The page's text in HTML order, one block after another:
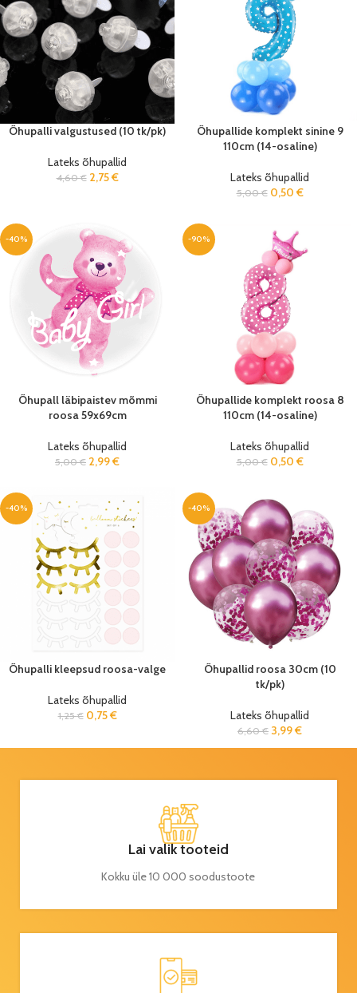
Õhupalli valgustused (10 tk/pk)
Lateks õhupallid
4,60€ 2,75€
Õhupallide komplekt sinine 9
110cm (14-osaline)
Lateks õhupallid
5,00€ 0,50 €
-40%
Õhupall läbipaistev mõmmi
roosa 59x69cm
Lateks õhupallid
5,00€ 2,99€
-90%
Õhupallide komplekt roosa 8
110cm (14-osaline)
Lateks õhupallid
5,00€ 0,50 €
-40%
Õhupalli kleepsud roosa-valge
Lateks õhupallid
1,25€ 0,75€
-40%
Õhupallid roosa 30cm (10
tk/pk)
Lateks õhupallid
6,60€ 3,99€
Lai valik tooteid
Kokku üle 10 000 soodustoote